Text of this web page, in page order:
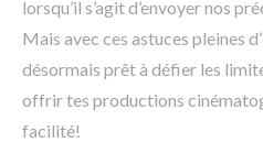
lorsqu’il s’agit d’envoyer nos
Mais avec ces astuces pleines
désormais prêt à défier les
offrir tes productions
facilité!